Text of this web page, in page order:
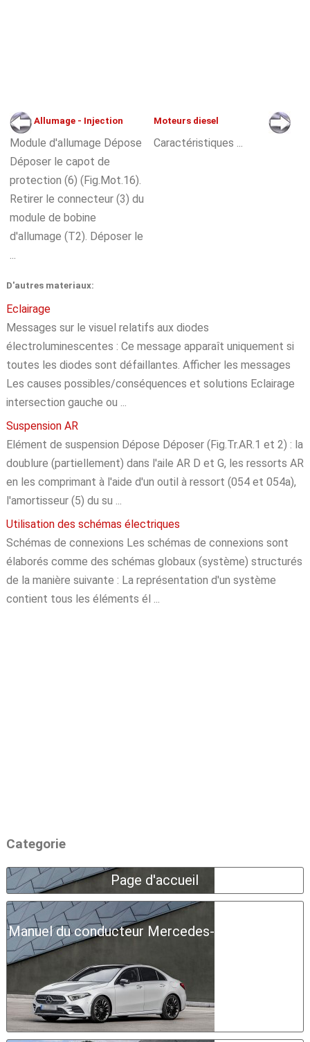
Allumage - Injection
Module d'allumage Dépose
Déposer le capot de
protection (6) (Fig.Mot.16).
Retirer le connecteur (3) du
module de bobine
d'allumage (T2). Déposer le
...
Moteurs diesel
Caractéristiques ...
D'autres materiaux:
Eclairage
Messages sur le visuel relatifs aux diodes
électroluminescentes : Ce message apparaît uniquement si
toutes les diodes sont défaillantes. Afficher les messages
Les causes possibles/conséquences et solutions Eclairage
intersection gauche ou ...
Suspension AR
Elément de suspension Dépose Déposer (Fig.Tr.AR.1 et 2) : la
doublure (partiellement) dans l'aile AR D et G, les ressorts AR
en les comprimant à l'aide d'un outil à ressort (054 et 054a),
l'amortisseur (5) du su ...
Utilisation des schémas électriques
Schémas de connexions Les schémas de connexions sont
élaborés comme des schémas globaux (système) structurés
de la manière suivante : La représentation d'un système
contient tous les éléments él ...
Categorie
Page d'accueil
Manuel du conducteur Mercedes-Benz Classe A